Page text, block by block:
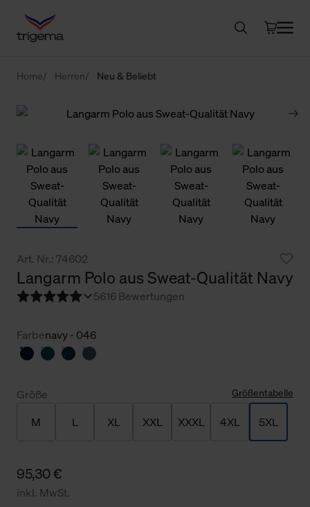
Home Herren Neu & Beliebt
Art. Nr.: 74602
Langarm Polo aus Sweat-Qualität Navy
5616 Bewertungen
Farbenavy - 046
Größe Größentabelle
M L XL XXL XXXL 4XL 5XL
95,30 €
inkl. MwSt.